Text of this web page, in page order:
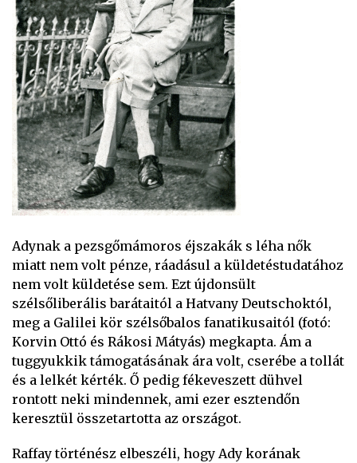
Adynak a pezsgőmámoros éjszakák s léha nők
miatt nem volt pénze, ráadásul a küldetéstudatához
nem volt küldetése sem. Ezt újdonsült
szélsőliberális barátaitól a Hatvany Deutschoktól,
meg a Galilei kör szélsőbalos fanatikusaitól (fotó:
Korvin Ottó és Rákosi Mátyás) megkapta. Ám a
tuggyukkik támogatásának ára volt, cserébe a tollát
és a lelkét kérték. Ő pedig fékeveszett dühvel
rontott neki mindennek, ami ezer esztendőn
keresztül összetartotta az országot.
Raffay történész elbeszéli, hogy Ady korának